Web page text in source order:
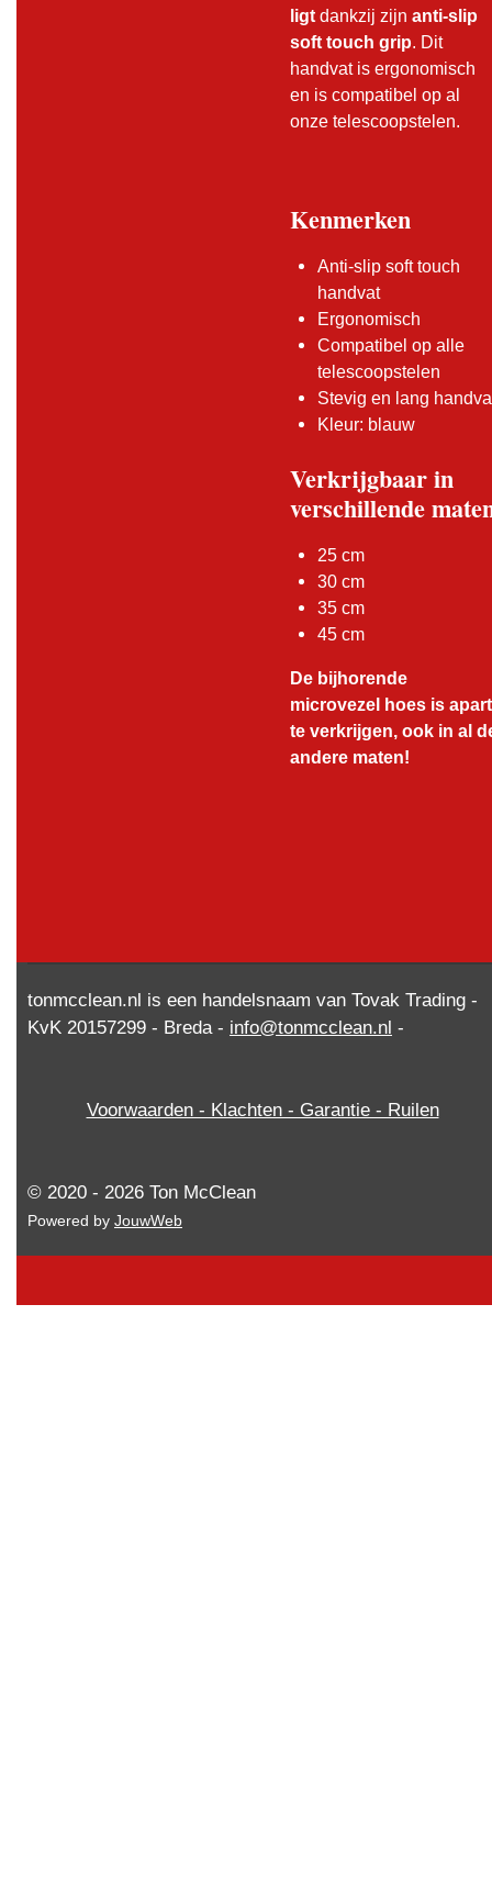
ligt dankzij zijn anti-slip
soft touch grip . Dit
handvat is ergonomisch
en is compatibel op al
onze telescoopstelen.
Kenmerken
Anti-slip soft touch
handvat
Ergonomisch
Compatibel op alle
telescoopstelen
Stevig en lang
Kleur: blauw
Verkrijgbaar in
verschillende
25 cm
30 cm
35 cm
45 cm
De bijhorende
microvezel hoes is apart
te verkrijgen, ook in al
andere maten!
tonmcclean.nl is een handelsnaam van Tovak Trading -
KvK 20157299 - Breda - info@tonmcclean.nl -
Voorwaarden - Klachten - Garantie - Ruilen
© 2020 - 2026 Ton McClean
Powered by JouwWeb